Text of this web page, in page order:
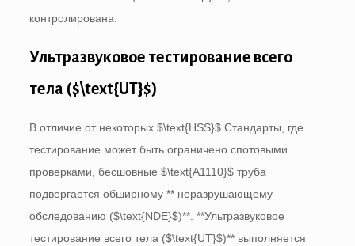
контролирована.
Ультразвуковое тестирование всего
тела ($\text{UT}$)
В отличие от некоторых $\text{HSS}$Стандарты, где
тестирование может быть ограничено спотовыми
проверками, бесшовные $\text{A1110}$труба
подвергается обширному ** неразрушающему
обследованию ($\text{NDE}$)**. **Ультразвуковое
тестирование всего тела ($\text{UT}$)** выполняется